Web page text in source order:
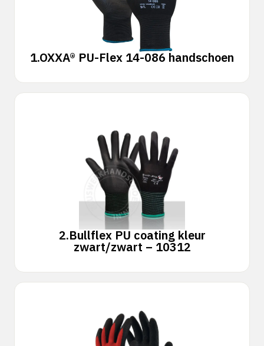
1.OXXA® PU-Flex 14-086 handschoen
2.Bullflex PU coating kleur
zwart/zwart – 10312